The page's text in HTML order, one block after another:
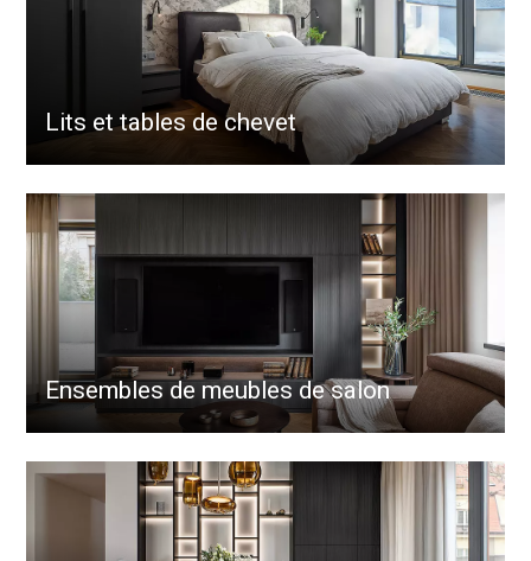
Lits et tables de chevet
Ensembles de meubles de salon